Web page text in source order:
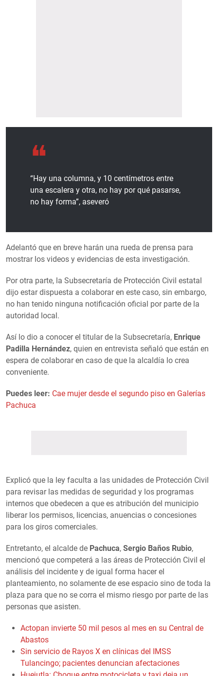
“Hay una columna, y 10 centímetros entre
una escalera y otra, no hay por qué pasarse,
no hay forma”, aseveró
Adelantó que en breve harán una rueda de prensa para
mostrar los videos y evidencias de esta investigación.
Por otra parte, la Subsecretaría de Protección Civil estatal
dijo estar dispuesta a colaborar en este caso, sin embargo,
no han tenido ninguna notificación oficial por parte de la
autoridad local.
Así lo dio a conocer el titular de la Subsecretaría, Enrique
Padilla Hernández, quien en entrevista señaló que están en
espera de colaborar en caso de que la alcaldía lo crea
conveniente.
Puedes leer: Cae mujer desde el segundo piso en Galerías
Pachuca
Explicó que la ley faculta a las unidades de Protección Civil
para revisar las medidas de seguridad y los programas
internos que obedecen a que es atribución del municipio
liberar los permisos, licencias, anuencias o concesiones
para los giros comerciales.
Entretanto, el alcalde de Pachuca, Sergio Baños Rubio,
mencionó que competerá a las áreas de Protección Civil el
análisis del incidente y de igual forma hacer el
planteamiento, no solamente de ese espacio sino de toda la
plaza para que no se corra el mismo riesgo por parte de las
personas que asisten.
Actopan invierte 50 mil pesos al mes en su Central de
Abastos
Sin servicio de Rayos X en clínicas del IMSS
Tulancingo; pacientes denuncian afectaciones